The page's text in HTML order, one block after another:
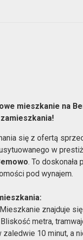
mieszkanie na
się z ofertą
w
. To
pod wynajem.
znajduje
metra,
10 minut, a